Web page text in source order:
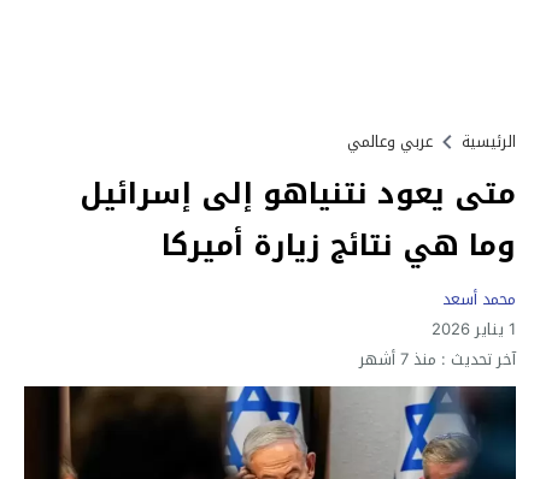
الرئيسية عربي وعالمي
متى يعود نتنياهو إلى إسرائيل
وما هي نتائج زيارة أميركا
محمد أسعد
1 يناير 2026
آخر تحديث : منذ 7 أشهر